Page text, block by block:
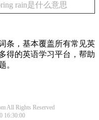
rain是什么意思
条，基本覆盖所有常见英
得的英语学习平台，帮助
。
All Rights Reserved
16:30:00